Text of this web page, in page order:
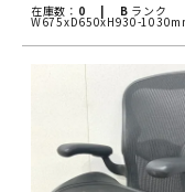
在庫数： 0 | B ランク
W675xD650xH930-